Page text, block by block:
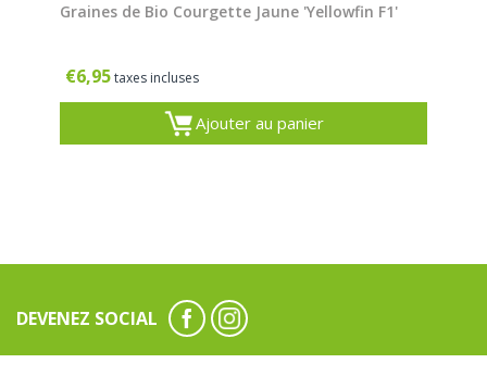
Graines de Bio Courgette Jaune 'Yellowfin F1'
€6,95taxes incluses
Ajouter au panier
DEVENEZ SOCIAL